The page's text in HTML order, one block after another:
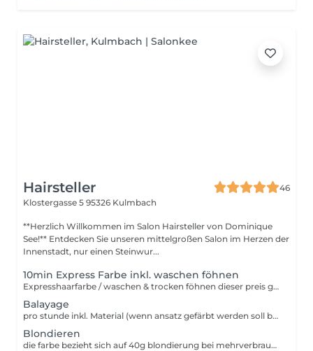
Hairsteller
46
Klostergasse 5 95326 Kulmbach
**Herzlich Willkommen im Salon Hairsteller von Dominique
See!** Entdecken Sie unseren mittelgroßen Salon im Herzen der
Innenstadt, nur einen Steinwur...
10min Express Farbe inkl. waschen föhnen
Expresshaarfarbe / waschen & trocken föhnen dieser preis gilt nur für Ansatzfärbung
Balayage
pro stunde inkl. Material (wenn ansatz gefärbt werden soll bitte dazubuchen !Farbe!)
Blondieren
die farbe bezieht sich auf 40g blondierung bei mehrverbrauch gibt es dementsprechend aufschlag